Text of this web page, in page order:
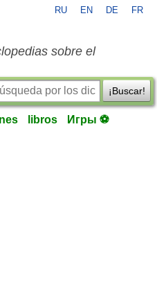
RU EN DE FR
sobre el
¡Buscar!
libros Игры ⚽